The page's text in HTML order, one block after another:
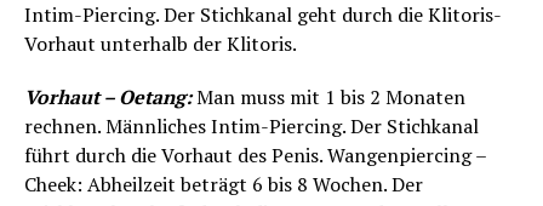
Intim-Piercing. Der Stichkanal geht durch die Klitoris-
Vorhaut unterhalb der Klitoris.
Vorhaut – Oetang:Man muss mit 1 bis 2 Monaten
rechnen. Männliches Intim-Piercing. Der Stichkanal
führt durch die Vorhaut des Penis. Wangenpiercing –
Cheek: Abheilzeit beträgt 6 bis 8 Wochen. Der